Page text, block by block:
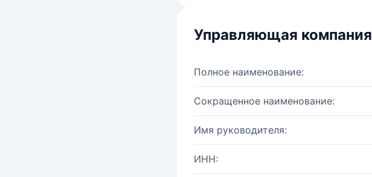
Управляющая компания
Полное наименование:
Сокращенное наименование:
Имя руководителя:
ИНН: